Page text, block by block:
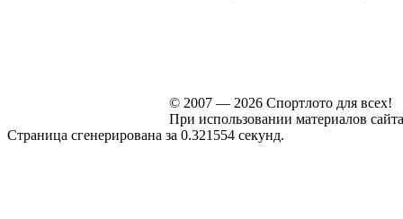
© 2007 — 2026 Спортлото для всех!
При использовании материалов
Страница сгенерирована за 0.321554 секунд.